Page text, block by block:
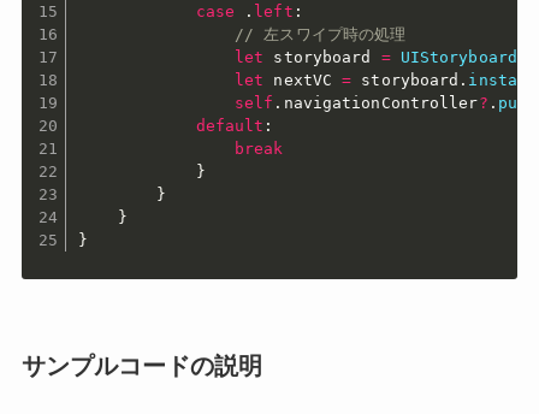
case
. left :
// 左スワイプ時の処理
let storyboard = UIStoryboard
let nextVC = storyboard .
self . navigationController? .
default :
break
}
}
}
}
サンプルコードの説明